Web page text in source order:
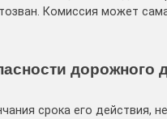
Комиссия может
дорожного
срока его действия,